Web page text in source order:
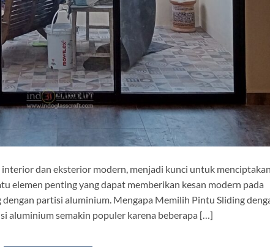
dan eksterior modern, menjadi kunci untuk
elemen penting yang dapat memberikan kesan modern pada
partisi aluminium. Mengapa Memilih Pintu Sliding
aluminium semakin populer karena beberapa […]